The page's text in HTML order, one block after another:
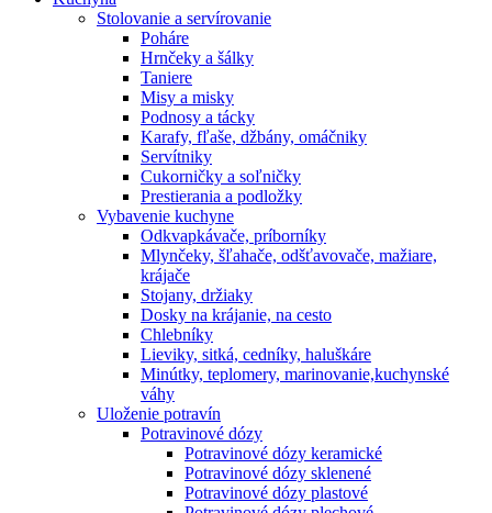
Stolovanie a servírovanie
Poháre
Hrnčeky a šálky
Taniere
Misy a misky
Podnosy a tácky
Karafy, fľaše, džbány, omáčniky
Servítniky
Cukorničky a soľničky
Prestierania a podložky
Vybavenie kuchyne
Odkvapkávače, príborníky
Mlynčeky, šľahače, odšťavovače, mažiare,
krájače
Stojany, držiaky
Dosky na krájanie, na cesto
Chlebníky
Lieviky, sitká, cedníky, haluškáre
Minútky, teplomery, marinovanie,kuchynské
váhy
Uloženie potravín
Potravinové dózy
Potravinové dózy keramické
Potravinové dózy sklenené
Potravinové dózy plastové